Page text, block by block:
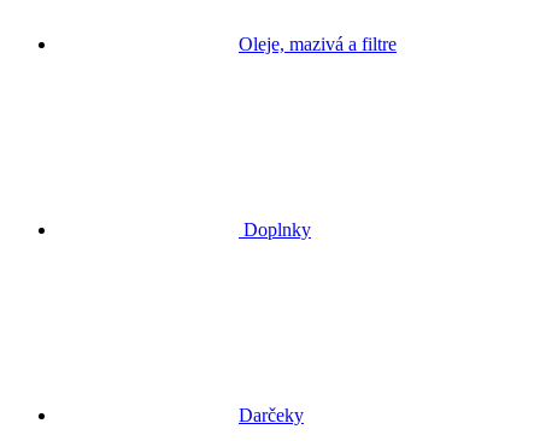
Oleje, mazivá a filtre
Doplnky
Darčeky